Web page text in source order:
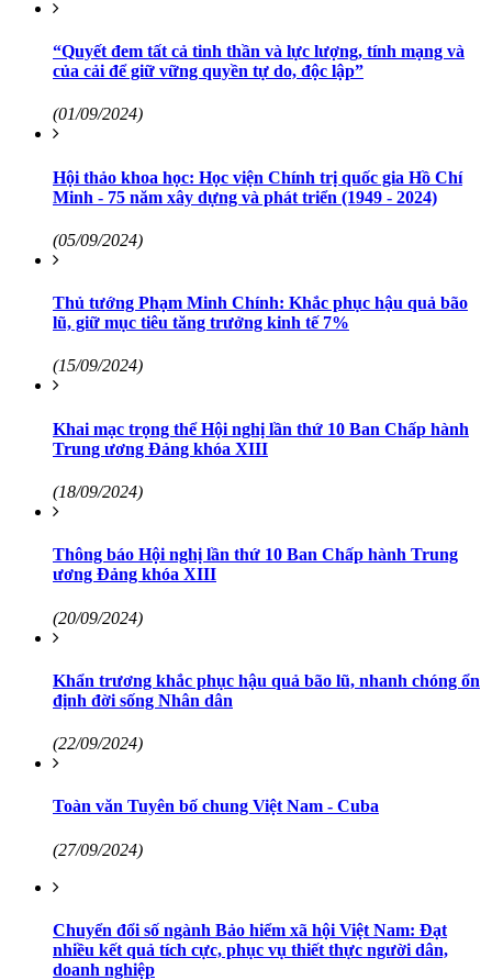
“Quyết đem tất cả tinh thần và lực lượng, tính mạng và
của cải để giữ vững quyền tự do, độc lập”
(01/09/2024)
Hội thảo khoa học: Học viện Chính trị quốc gia Hồ Chí
Minh - 75 năm xây dựng và phát triển (1949 - 2024)
(05/09/2024)
Thủ tướng Phạm Minh Chính: Khắc phục hậu quả bão
lũ, giữ mục tiêu tăng trưởng kinh tế 7%
(15/09/2024)
Khai mạc trọng thể Hội nghị lần thứ 10 Ban Chấp hành
Trung ương Đảng khóa XIII
(18/09/2024)
Thông báo Hội nghị lần thứ 10 Ban Chấp hành Trung
ương Đảng khóa XIII
(20/09/2024)
Khẩn trương khắc phục hậu quả bão lũ, nhanh chóng ổn
định đời sống Nhân dân
(22/09/2024)
Toàn văn Tuyên bố chung Việt Nam - Cuba
(27/09/2024)
Chuyển đổi số ngành Bảo hiểm xã hội Việt Nam: Đạt
nhiều kết quả tích cực, phục vụ thiết thực người dân,
doanh nghiệp